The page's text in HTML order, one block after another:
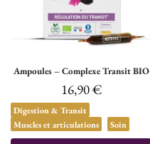
Ampoules – Complexe Transit BIO
16,90€
Digestion & Transit
Muscles et articulations
Soin